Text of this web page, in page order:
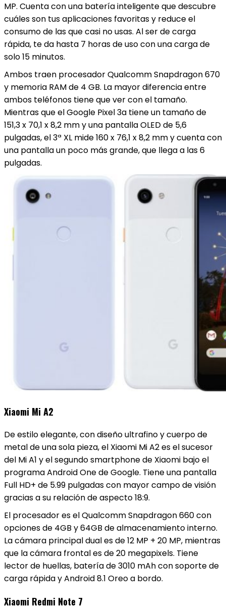
MP. Cuenta con una batería inteligente que descubre
cuáles son tus aplicaciones favoritas y reduce el
consumo de las que casi no usas. Al ser de carga
rápida, te da hasta 7 horas de uso con una carga de
solo 15 minutos.
Ambos traen procesador Qualcomm Snapdragon 670
y memoria RAM de 4 GB. La mayor diferencia entre
ambos teléfonos tiene que ver con el tamaño.
Mientras que el Google Pixel 3a tiene un tamaño de
151,3 x 70,1 x 8,2 mm y una pantalla OLED de 5,6
pulgadas, el 3ª XL mide 160 x 76,1 x 8,2 mm y cuenta con
una pantalla un poco más grande, que llega a las 6
pulgadas.
Xiaomi Mi A2
De estilo elegante, con diseño ultrafino y cuerpo de
metal de una sola pieza, el Xiaomi Mi A2 es el sucesor
del Mi A1 y el segundo smartphone de Xiaomi bajo el
programa Android One de Google. Tiene una pantalla
Full HD+ de 5.99 pulgadas con mayor campo de visión
gracias a su relación de aspecto 18:9.
El procesador es el Qualcomm Snapdragon 660 con
opciones de 4GB y 64GB de almacenamiento interno.
La cámara principal dual es de 12 MP + 20 MP, mientras
que la cámara frontal es de 20 megapixels. Tiene
lector de huellas, batería de 3010 mAh con soporte de
carga rápida y Android 8.1 Oreo a bordo.
Xiaomi Redmi Note 7